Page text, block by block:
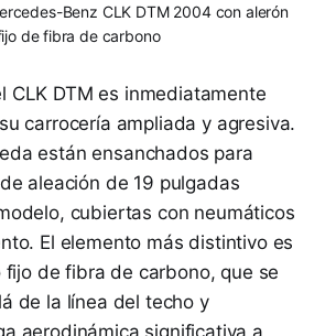
Benz CLK DTM 2004 con alerón
de fibra de carbono
CLK DTM es inmediatamente
carrocería ampliada y agresiva.
están ensanchados para
aleación de 19 pulgadas
cubiertas con neumáticos
El elemento más distintivo es
fijo de fibra de carbono, que se
de la línea del techo y
aerodinámica significativa a